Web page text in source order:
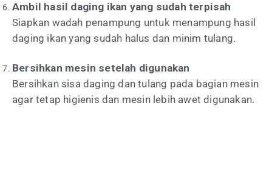
Ambil hasil daging ikan yang sudah terpisah
Siapkan wadah penampung untuk menampung hasil
daging ikan yang sudah halus dan minim tulang.
Bersihkan mesin setelah digunakan
Bersihkan sisa daging dan tulang pada bagian mesin
agar tetap higienis dan mesin lebih awet digunakan.